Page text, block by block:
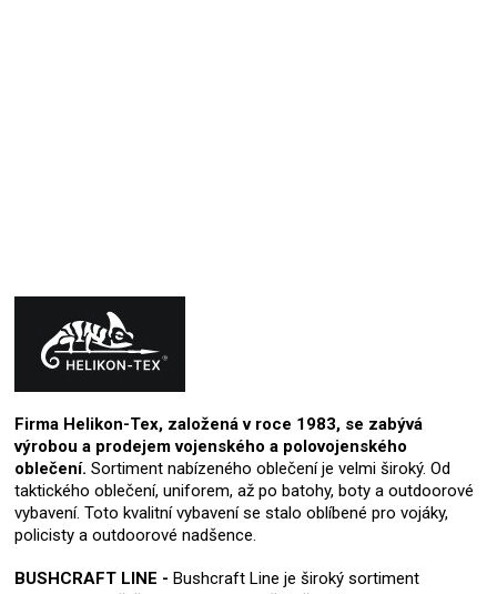
Firma Helikon-Tex, založená v roce 1983, se zabývá
výrobou a prodejem vojenského a polovojenského
oblečení. Sortiment nabízeného oblečení je velmi široký. Od
taktického oblečení, uniforem, až po batohy, boty a outdoorové
vybavení. Toto kvalitní vybavení se stalo oblíbené pro vojáky,
policisty a outdoorové nadšence.
BUSHCRAFT LINE - Bushcraft Line je široký sortiment